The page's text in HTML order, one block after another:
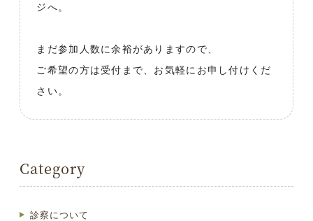
ジへ。
まだ参加人数に余裕がありますので、
ご希望の方は受付まで、お気軽にお申し付けくだ
さい。
Category
診察について